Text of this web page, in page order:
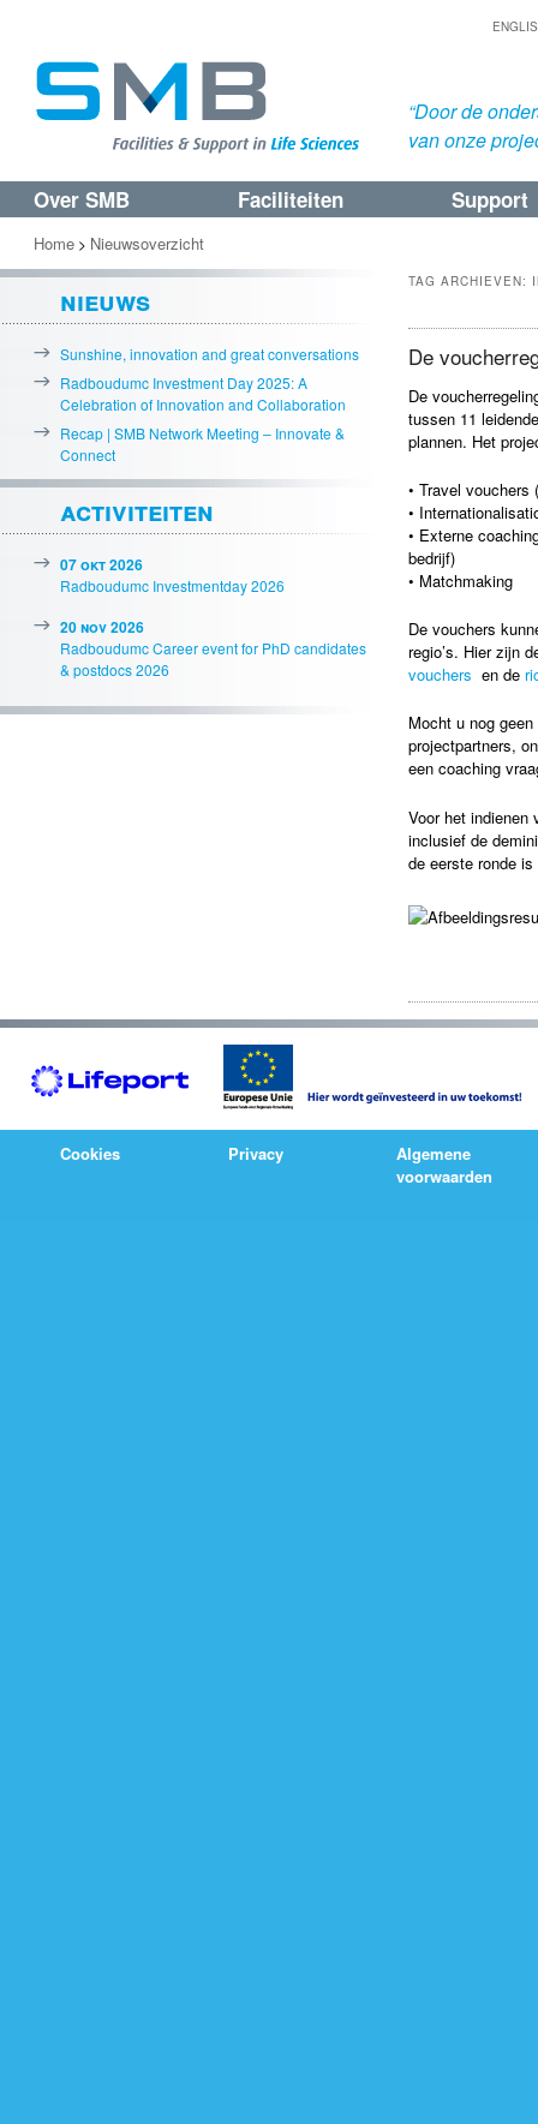
“Door de
van onze
Spring
naar
de
primaire
inhoud
Spring
naar
de
secundaire
inhoud
Over SMB Faciliteiten Support
TAG ARCHIEVEN:
De
De
tussen 11
plannen. Het
• Travel vouchers
•
• Externe
bedrijf)
• Matchmaking
De vouchers
regio’s. Hier zijn
vouchers en de
Mocht u nog
projectpartners,
een coaching
Voor het indienen
inclusief de
de eerste ronde
Home > Nieuwsoverzicht
nieuws
Sunshine, innovation and great conversations
Radboudumc Investment Day 2025: A
Celebration of Innovation and Collaboration
Recap | SMB Network Meeting – Innovate &
Connect
activiteiten
07 okt 2026
Radboudumc Investmentday 2026
20 nov 2026
Radboudumc Career event for PhD candidates
& postdocs 2026
Cookies Privacy
Algemene
voorwaarden